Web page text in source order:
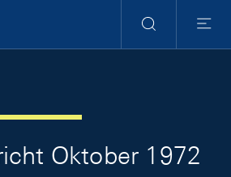
Ricerca
Menu
Oktober 1972